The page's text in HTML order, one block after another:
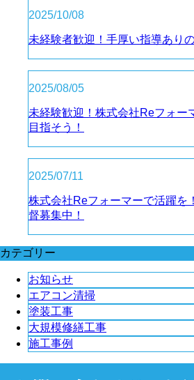
2025/10/08
未経験者歓迎！手厚い指導あり
2025/08/05
未経験歓迎！株式会社Reフォー
目指そう！
2025/07/11
株式会社Reフォーマーで活躍を
督募集中！
カテゴリー
お知らせ
エアコン清掃
塗装工事
大規模修繕工事
施工事例